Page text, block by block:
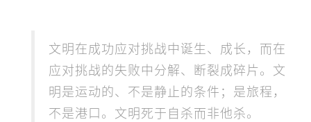
文明在成功应对挑战中诞生、成长，而在
应对挑战的失败中分解、断裂成碎片。文
明是运动的、不是静止的条件；是旅程，
不是港口。文明死于自杀而非他杀。